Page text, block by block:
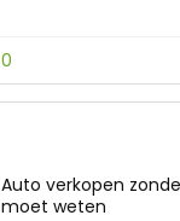
0
Auto verkopen
moet weten